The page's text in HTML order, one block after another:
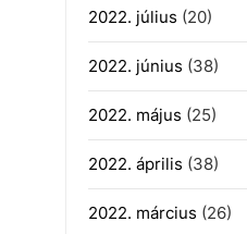
2022. július (20)
2022. június (38)
2022. május (25)
2022. április (38)
2022. március (26)